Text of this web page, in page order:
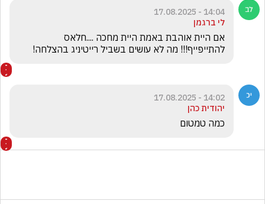
14:04 - 17.08.2025
לי ברגמן
להתייפייף!!! מה לא עושים בשביל רייטיניג בהצלחה!
14:02 - 17.08.2025
יהודית כהן
כמה טמטום